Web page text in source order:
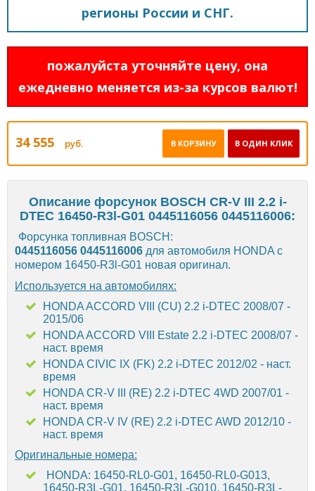
регионы России и СНГ.
пожалуйста уточняйте цену, она
ежедневно меняется из-за курсов валют!
34 555 руб. В ОДИН КЛИК
В КОРЗИНУ
Описание форсунок BOSCH CR-V III 2.2 i-
DTEC 16450-R3l-G01 0445116056 0445116006:
Форсунка топливная BOSCH:
0445116056 0445116006 для автомобиля HONDA с
номером 16450-R3l-G01 новая оригинал.
Используется на автомобилях:
HONDA ACCORD VIII (CU) 2.2 i-DTEC 2008/07 -
2015/06
HONDA ACCORD VIII Estate 2.2 i-DTEC 2008/07 -
наст. время
HONDA CIVIC IX (FK) 2.2 i-DTEC 2012/02 - наст.
время
HONDA CR-V III (RE) 2.2 i-DTEC 4WD 2007/01 -
наст. время
HONDA CR-V IV (RE) 2.2 i-DTEC AWD 2012/10 -
наст. время
Оригинальные номера:
HONDA: 16450-RL0-G01, 16450-RL0-G013,
16450-R3L-G01, 16450-R3L-G010, 16450-R3L-